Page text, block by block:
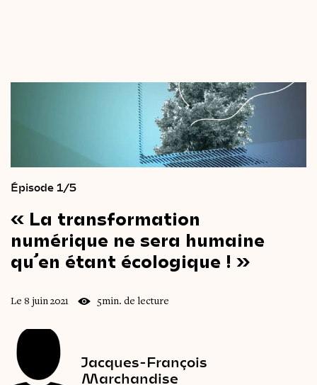
Épisode 1/5
« La transformation
numérique ne sera humaine
qu’en étant écologique ! »
Le 8 juin 2021 5min. de lecture
Jacques-François
Marchandise